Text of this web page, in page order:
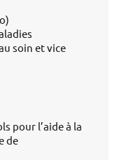
soin et vice
pour l’aide à la
de